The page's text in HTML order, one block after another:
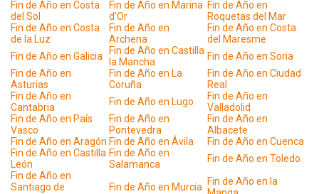
Fin de Año en Costa
del Sol
Fin de Año en Marina
d'Or
Fin de Año en
Roquetas del Mar
Fin de Año en Costa
de la Luz
Fin de Año en
Archena
Fin de Año en Costa
del Maresme
Fin de Año en Galicia
Fin de Año en Castilla
la Mancha
Fin de Año en Soria
Fin de Año en
Asturias
Fin de Año en La
Coruña
Fin de Año en Ciudad
Real
Fin de Año en
Cantabria
Fin de Año en Lugo
Fin de Año en
Valladolid
Fin de Año en País
Vasco
Fin de Año en
Pontevedra
Fin de Año en
Albacete
Fin de Año en Aragón Fin de Año en Ávila
Fin de Año en Cuenca
Fin de Año en Castilla
León
Fin de Año en
Salamanca
Fin de Año en Toledo
Fin de Año en
Santiago de
Fin de Año en Murcia
Fin de Año en la